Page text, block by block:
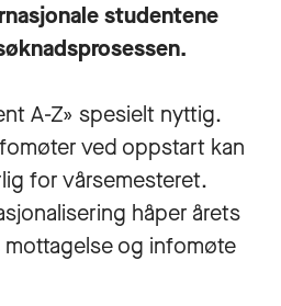
studentene
A-Z» spesielt nyttig.
ved oppstart kan
for vårsemesteret.
håper årets
og infomøte